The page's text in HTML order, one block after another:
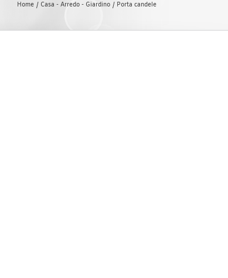
Home Casa - Arredo - Giardino Porta candele